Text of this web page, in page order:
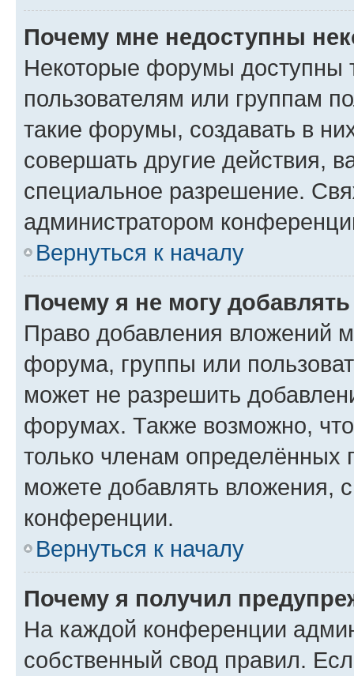
Почему мне недоступны
Некоторые форумы доступны
пользователям или группам
такие форумы, создавать в
совершать другие действия,
специальное разрешение.
администратором
Вернуться к началу
Почему я не могу
Право добавления вложений
форума, группы или
может не разрешить
форумах. Также возможно,
только членам определённых
можете добавлять вложения,
конференции.
Вернуться к началу
Почему я получил
На каждой конференции
собственный свод правил.